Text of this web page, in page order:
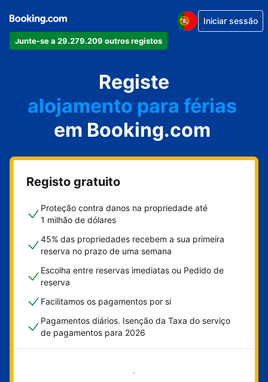
Junte-se a 29.279.209 outros registos
Iniciar sessão
Registe
o seu apartamento
o seu hotel
alojamento para férias
a sua villa
o seu hostel
em Booking.com
Registo gratuito
Proteção contra danos na propriedade até
1 milhão de dólares
45% das propriedades recebem a sua primeira
reserva no prazo de uma semana
Escolha entre reservas imediatas ou Pedido de
reserva
Facilitamos os pagamentos por si
Pagamentos diários. Isenção da Taxa do serviço
de pagamentos para 2026
Comece já